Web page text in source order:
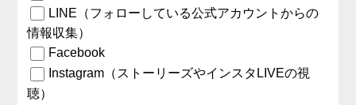
LINE（フォローしている公式アカウントからの
情報収集）
Facebook
Instagram（ストーリーズやインスタLIVEの視
聴）